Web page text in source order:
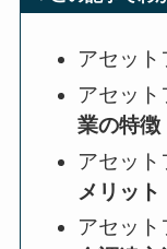
アセッ
アセット
業の特徴
アセッ
メリット
アセッ